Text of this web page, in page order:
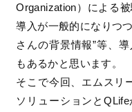
Organization）による
導入が一般的になりつ
さんの背景情報”等、
もあるかと思います。
そこで今回、エムスリ
ソリューションと